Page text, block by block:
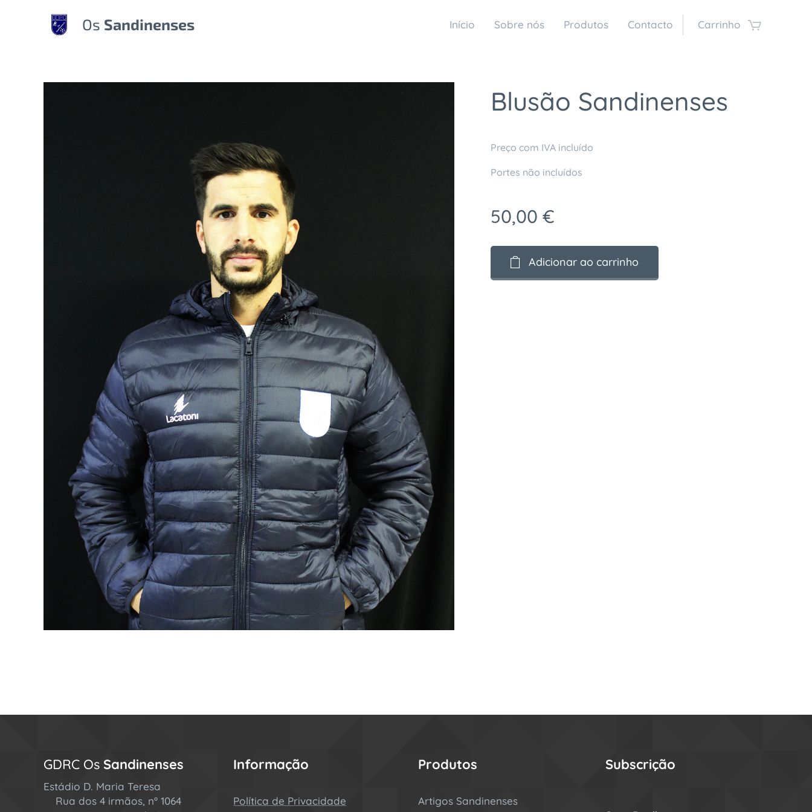
Os Sandinenses Início Sobre nós Produtos Contacto Carrinho
Blusão Sandinenses
Preço com IVA incluído
Portes não incluídos
50,00 €
Adicionar ao carrinho
GDRC Os Sandinenses
Estádio D. Maria Teresa
Rua dos 4 irmãos, nº 1064
Informação
Política de Privacidade
Produtos
Artigos Sandinenses
Subscrição